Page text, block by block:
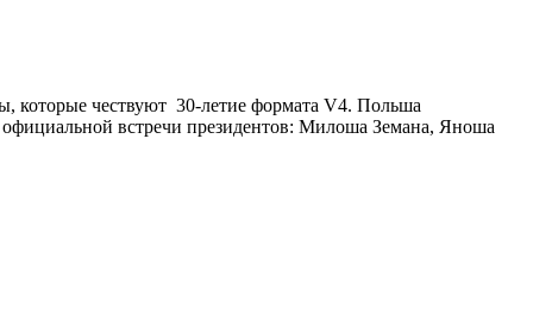
которые чествуют 30-летие формата V4. Польша
официальной встречи президентов: Милоша Земана, Яноша